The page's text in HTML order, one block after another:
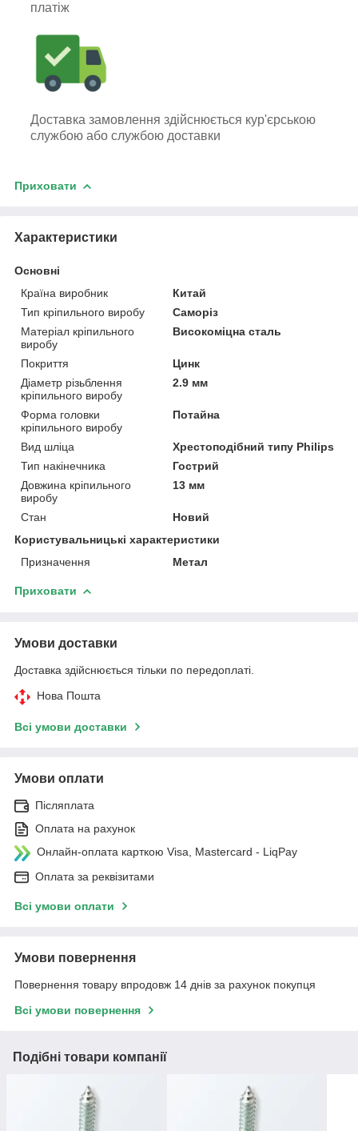
платіж
Доставка замовлення здійснюється кур'єрською
службою або службою доставки
Приховати
Характеристики
Основні
Країна виробник
Китай
Тип кріпильного виробу
Саморіз
Матеріал кріпильного
виробу
Високоміцна сталь
Покриття
Цинк
Діаметр різьблення
кріпильного виробу
2.9 мм
Форма головки
кріпильного виробу
Потайна
Вид шліца
Хрестоподібний типу Philips
Тип накінечника
Гострий
Довжина кріпильного
виробу
13 мм
Стан
Новий
Користувальницькі характеристики
Призначення
Метал
Приховати
Умови доставки
Доставка здійснюється тільки по передоплаті.
Нова Пошта
Всі умови доставки
Умови оплати
Післяплата
Оплата на рахунок
Онлайн-оплата карткою Visa, Mastercard - LiqPay
Оплата за реквізитами
Всі умови оплати
Умови повернення
Повернення товару впродовж 14 днів за рахунок покупця
Всі умови повернення
Подібні товари компанії